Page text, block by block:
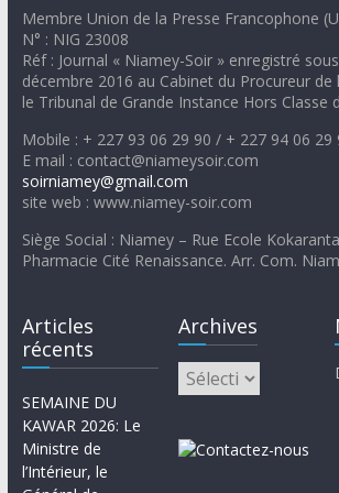
Membre Union de la Presse Francophone
N° : NIG 23008
Réf : Journal « Niamey-Soir » enregistré
décembre 2016 au Cabinet du Procureur de
le Tribunal de Grande Instance Hors Classe
Mobile : + 227 93 06 29 90 / + 227 94 06 29
E mail : contact@niameysoir.com
soirniamey@gmail.com
site web : www.niamey-soir.com
Siège Social : Niamey – Rue Ecole
Pharmacie Cité Renaissance. Arr. Com.
Articles
récents
SEMAINE DU
KAWAR 2026: Le
Ministre de
l’Intérieur, le
Archives